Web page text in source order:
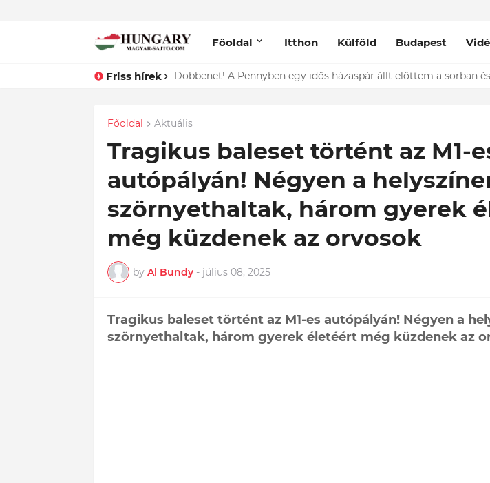
Főoldal Itthon Külföld Budapest
Friss hírek Lefotózták Oláh Ibolyát, amint épp vele csókolózik - EZT nem
Főoldal Aktuális
Tragikus baleset történt az M1-
autópályán! Négyen a
szörnyethaltak, három gyerek
még küzdenek az orvosok
by Al Bundy - július 08, 2025
Tragikus baleset történt az M1-es autópályán! Négyen a
szörnyethaltak, három gyerek életéért még küzdenek az